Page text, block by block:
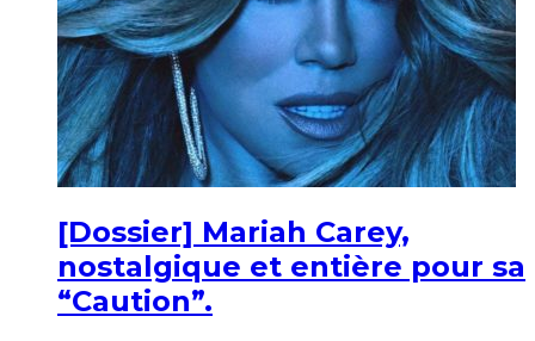
[Dossier] Mariah Carey,
nostalgique et entière pour sa
“Caution”.